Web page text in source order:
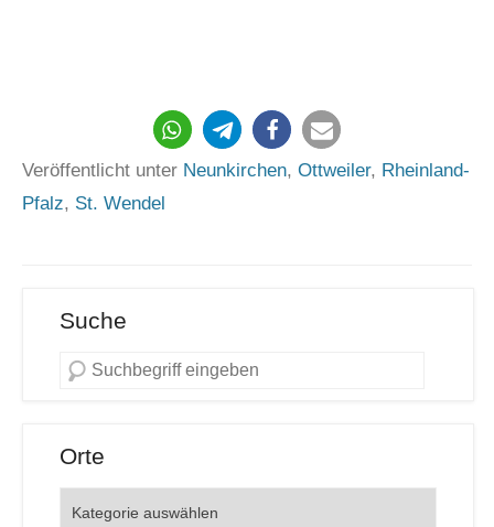
183
Veröffentlicht unter Neunkirchen, Ottweiler, Rheinland-
Pfalz, St. Wendel
Suche
Orte